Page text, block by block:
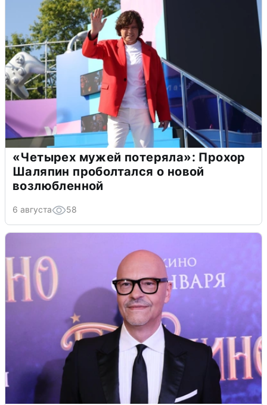
«Четырех мужей потеряла»: Прохор
Шаляпин проболтался о новой
возлюбленной
6 августа 58